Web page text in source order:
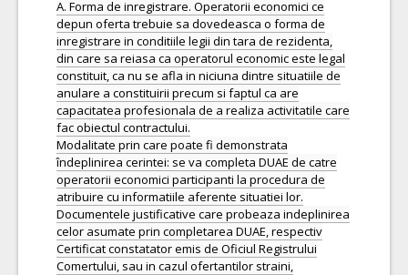
A. Forma de inregistrare. Operatorii economici ce
depun oferta trebuie sa dovedeasca o forma de
inregistrare in conditiile legii din tara de rezidenta,
din care sa reiasa ca operatorul economic este legal
constituit, ca nu se afla in niciuna dintre situatiile de
anulare a constituirii precum si faptul ca are
capacitatea profesionala de a realiza activitatile care
fac obiectul contractului.
Modalitate prin care poate fi demonstrata
îndeplinirea cerintei: se va completa DUAE de catre
operatorii economici participanti la procedura de
atribuire cu informatiile aferente situatiei lor.
Documentele justificative care probeaza indeplinirea
celor asumate prin completarea DUAE, respectiv
Certificat constatator emis de Oficiul Registrului
Comertului, sau in cazul ofertantilor straini,